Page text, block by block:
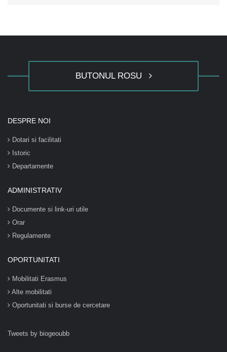
BUTONUL ROSU
DESPRE NOI
Dotari si facilitati
Istoric
Departamente
ADMINISTRATIV
Documente si link-uri utile
Orar
Regulamente
OPORTUNITATI
Mobilitati Erasmus
Alte mobilitati
Oportunitati si burse de cercetare
Tweets by biogeoubb